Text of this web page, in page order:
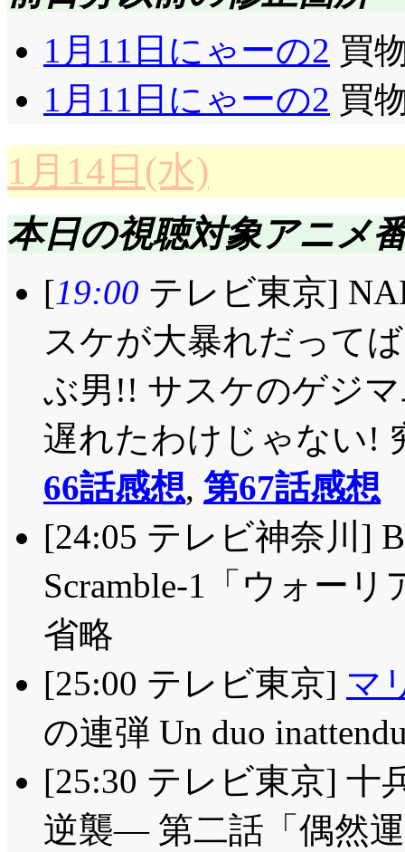
1月11日にゃーの2 買
1月11日にゃーの2 買
1月14日(水)
本日の視聴対象アニメ
[19:00 テレビ東京]
スケが大暴れだって
ぶ男!! サスケのゲジ
遅れたわけじゃない!
66話感想, 第67話感想
[24:05 テレビ神奈川]
Scramble-1「ウォー
省略
[25:00 テレビ東京] マ
の連弾 Un duo
[25:30 テレビ東京]
逆襲― 第二話「偶然